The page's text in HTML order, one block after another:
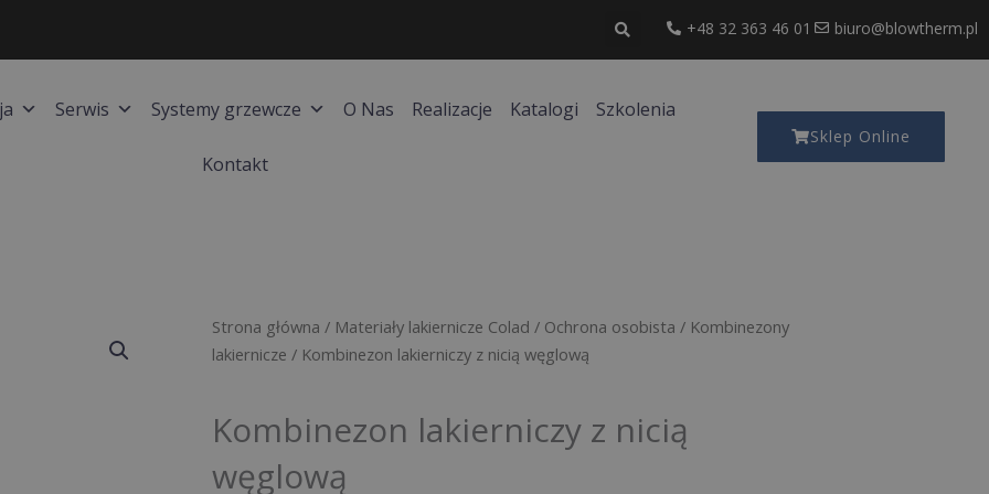
+48 32 363 46 01 biuro@blowtherm.pl
Serwis Systemy grzewcze O Nas Realizacje Katalogi Szkolenia
Kontakt
Sklep Online
Strona główna / Materiały lakiernicze Colad / Ochrona osobista / Kombinezony
lakiernicze / Kombinezon lakierniczy z nicią węglową
Kombinezon lakierniczy z nicią
węglową